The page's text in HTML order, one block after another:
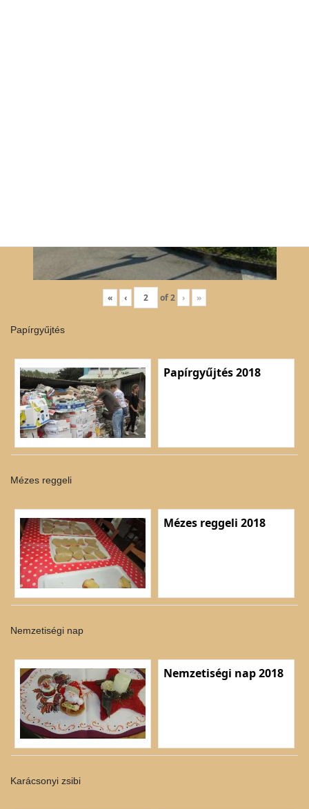
« ‹ of2 › »
Papírgyűjtés
Papírgyűjtés 2018
Mézes reggeli
Mézes reggeli 2018
Nemzetiségi nap
Nemzetiségi nap 2018
Karácsonyi zsibi